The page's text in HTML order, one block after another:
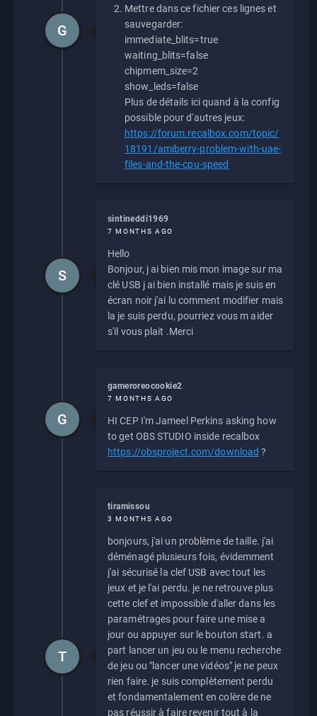
Mettre dans ce fichier ces lignes et
sauvegarder:
immediate_blits=true
waiting_blits=false
chipmem_size=2
show_leds=false
Plus de détails ici quand à la config
possible pour d'autres jeux:
https://forum.recalbox.com/topic/
18191/amiberry-problem-with-uae-
files-and-the-cpu-speed
G
sintineddi1969
7 MONTHS AGO
Hello
Bonjour, j ai bien mis mon image sur ma
clé USB j ai bien installé mais je suis en
écran noir j'ai lu comment modifier mais
la je suis perdu, pourriez vous m aider
s'il vous plait .Merci
S
gameroreocookie2
7 MONTHS AGO
HI CEP I'm Jameel Perkins asking how
to get OBS STUDIO inside recalbox
https://obsproject.com/download ?
G
tiramissou
3 MONTHS AGO
bonjours, j'ai un problème de taille. j'ai
déménagé plusieurs fois, évidemment
j'ai sécurisé la clef USB avec tout les
jeux et je l'ai perdu. je ne retrouve plus
cette clef et impossible d'aller dans les
paramétrages pour faire une mise a
jour ou appuyer sur le bouton start. a
part lancer un jeu ou le menu recherche
de jeu ou "lancer une vidéos" je ne peux
rien faire. je suis complètement perdu
et fondamentalement en colère de ne
pas réussir à faire revenir tout à la
T